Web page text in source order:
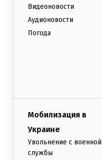
Видеоновости
Аудионовости
Погода
Мобилизация в
Украине
Увольнение с военной
службы